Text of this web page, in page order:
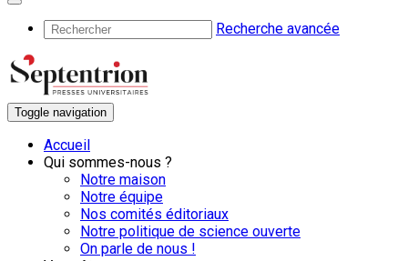
Recherche avancée
Toggle navigation
Accueil
Qui sommes-nous ?
Notre maison
Notre équipe
Nos comités éditoriaux
Notre politique de science ouverte
On parle de nous !